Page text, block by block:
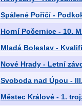
Spálené Poříčí -
Horní Počernice - 10.
Mladá Boleslav -
Nové Hrady - Letní
Svoboda nad Úpou -
Městec Králové - 1.